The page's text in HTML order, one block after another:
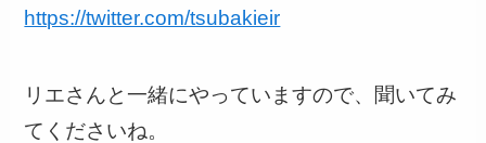
https://twitter.com/tsubakieir
リエさんと一緒にやっていますので、聞いてみ
てくださいね。